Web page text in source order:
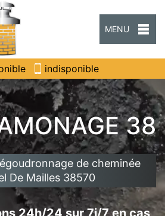
MENU
indisponible
38
de cheminée
De Mailles 38570
24h/24 sur 7j/7 en cas